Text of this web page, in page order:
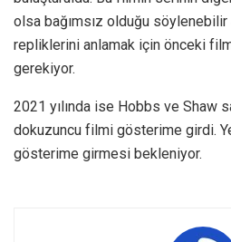
olsa bağımsız olduğu
repliklerini anlamak için önceki
gerekiyor.
2021 yılında ise Hobbs ve Shaw
dokuzuncu filmi gösterime girdi.
gösterime girmesi bekleniyor.